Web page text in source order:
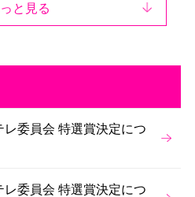
と見る
委員会 特選賞決定につ
委員会 特選賞決定につ